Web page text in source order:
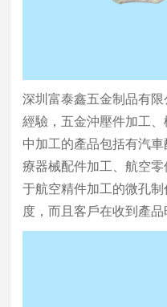
深圳富泰鑫五金制品有
經驗，五金沖壓件加工
中加工的產品包括有汽
療器械配件加工、航空
于航空精件加工的微孔
度，而且客戶在收到產品